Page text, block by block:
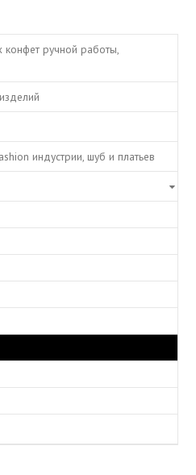
ручной работы,
индустрии, шуб и платьев